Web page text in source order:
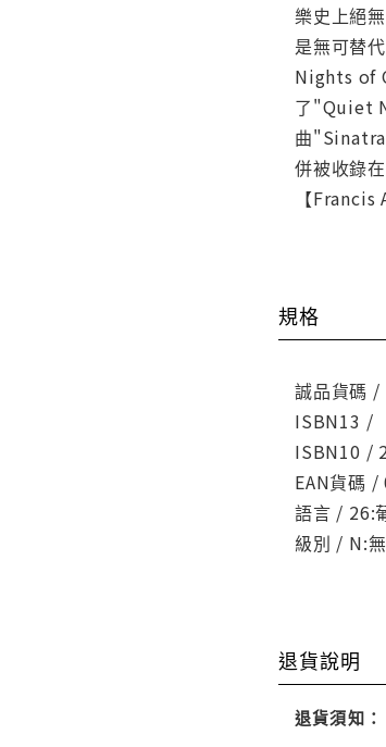
樂史上絕
是無可替
Nights of
了"Quiet
曲
併被收錄
【
規格
誠品貨碼
ISBN13 /
ISBN10 /
EAN貨碼
語言 / 26:
級別 / N:無
退貨說明
退貨須知：